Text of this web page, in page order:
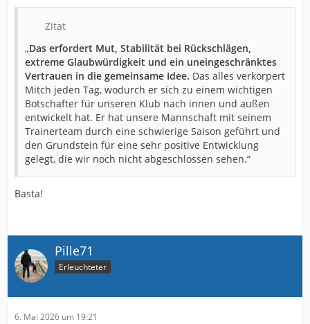
Zitat
„Das erfordert Mut, Stabilität bei Rückschlägen,
extreme Glaubwürdigkeit und ein uneingeschränktes
Vertrauen in die gemeinsame Idee. Das alles verkörpert
Mitch jeden Tag, wodurch er sich zu einem wichtigen
Botschafter für unseren Klub nach innen und außen
entwickelt hat. Er hat unsere Mannschaft mit seinem
Trainerteam durch eine schwierige Saison geführt und
den Grundstein für eine sehr positive Entwicklung
gelegt, die wir noch nicht abgeschlossen sehen.“
Basta!
Pille71
Erleuchteter
6. Mai 2026 um 19:21